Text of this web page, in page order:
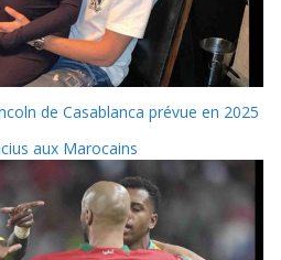
de Casablanca prévue en 2025
aux Marocains